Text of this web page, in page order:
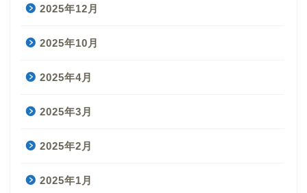
2025年12月
2025年10月
2025年4月
2025年3月
2025年2月
2025年1月